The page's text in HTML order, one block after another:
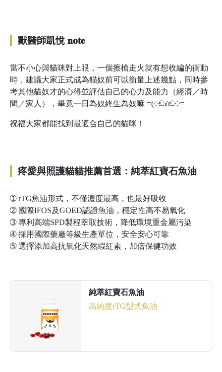
獸醫師凱悅 𝐧𝐨𝐭𝐞
當不小心與貓咪對上眼，一個擦槍走火就有想收編的衝動
時，建議大家正式成為貓奴前可以衡量上述幾點，同時參
考其他貓奴才的心得並評估自己的心力及能力（經濟／時
間／家人），畢竟一日為奴終生為奴嘛 =(༶ඬ௰ඬ༶=
祝福大家都能找到最適合自己的貓咪！
疼愛與照護貓貓推薦首選：純萃紅寶石魚油
➀rTG魚油形式，不僅濃度最高，也最好吸收
➁ 國際IFOS及GOED認證魚油，穩定性高不易氧化
➂專利高端SPD製程萃取技術，降低環境重金屬污染
➃採用國際藥廠等級生產單位，安全安心可靠
➄選擇添加高抗氧化天然蝦紅素，加倍保健功效
純萃紅寶石魚油
高純度rTG型式魚油